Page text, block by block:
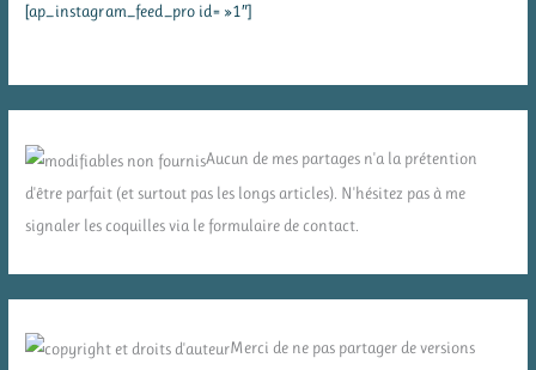
[ap_instagram_feed_pro id= »1″]
Aucun de mes partages n'a la prétention
d'être parfait (et surtout pas les longs articles). N'hésitez pas à me
signaler les coquilles via le formulaire de contact.
Merci de ne pas partager de versions